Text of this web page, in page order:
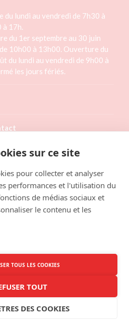
du lundi au vendredi de 7h30 à
17h.
du 1er septembre au 30 juin
10h00 à 13h00. Ouverture du
du lundi au vendredi de 9h00 à
les jours fériés.
industrialisépar : CINS
sur ce site
pour collecter et analyser
performances et l'utilisation du
de médias sociaux et
le contenu et les
TOUS LES COOKIES
TOUT
DES COOKIES